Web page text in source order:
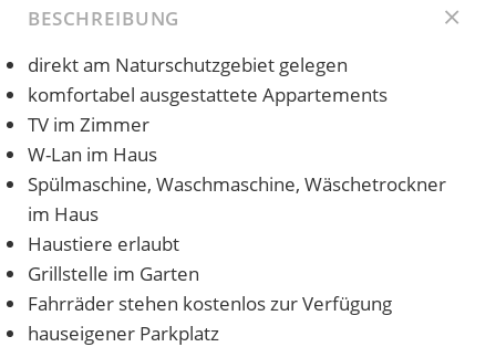
BESCHREIBUNG
direkt am Naturschutzgebiet gelegen
komfortabel ausgestattete Appartements
TV im Zimmer
W-Lan im Haus
Spülmaschine, Waschmaschine, Wäschetrockner
im Haus
Haustiere erlaubt
Grillstelle im Garten
Fahrräder stehen kostenlos zur Verfügung
hauseigener Parkplatz